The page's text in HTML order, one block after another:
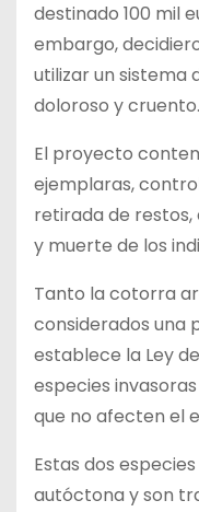
destinado 100 mil
embargo,
utilizar un
doloroso y cruento.
El proyecto
ejemplaras,
retirada de
y muerte de los
Tanto la cotorra
considerados una
establece la Ley
especies
que no afecten el
Estas dos
autóctona y son